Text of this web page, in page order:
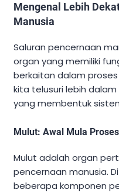
Mengenal Lebih
Manusia
Saluran pencernaan
organ yang memiliki
berkaitan dalam
kita telusuri lebih
yang membentuk
Mulut: Awal Mula
Mulut adalah organ
pencernaan manusia.
beberapa komponen